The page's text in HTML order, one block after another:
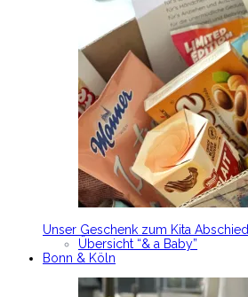
Unser Geschenk zum Kita Abschied
Übersicht “& a Baby”
Bonn & Köln